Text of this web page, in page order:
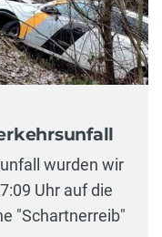
wurden wir
Uhr auf die
"Schartnerreib"